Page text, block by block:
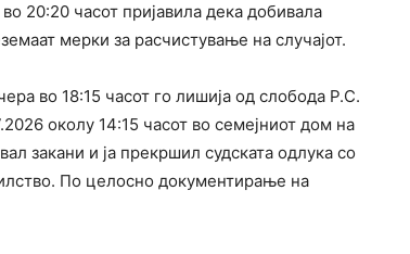
20:20 часот пријавила дека добивала
мерки за расчистување на случајот.
во 18:15 часот го лишија од слобода Р.С.
околу 14:15 часот во семејниот дом на
закани и ја прекршил судската одлука со
По целосно документирање на